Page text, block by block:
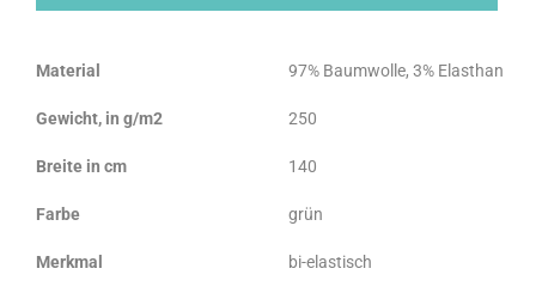
Material 97% Baumwolle, 3% Elasthan
Gewicht, in g/m2 250
Breite in cm 140
Farbe grün
Merkmal bi-elastisch